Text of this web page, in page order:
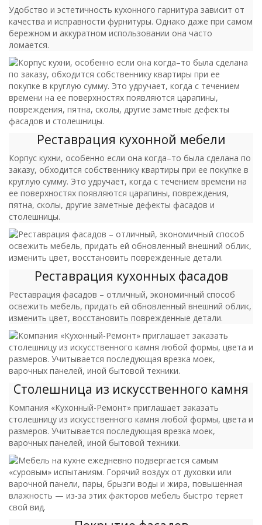
Удобство и эстетичность кухонного гарнитура зависит от
качества и исправности фурнитуры. Однако даже при самом
бережном и аккуратном использовании она часто
ломается.
Реставрация кухонной мебели
Корпус кухни, особенно если она когда–то была сделана по
заказу, обходится собственнику квартиры при ее покупке в
круглую сумму. Это удручает, когда с течением времени на
ее поверхностях появляются царапины, повреждения,
пятна, сколы, другие заметные дефекты фасадов и
столешницы.
Реставрация кухонных фасадов
Реставрация фасадов – отличный, экономичный способ
освежить мебель, придать ей обновленный внешний облик,
изменить цвет, восстановить поврежденные детали.
Столешница из искусственного камня
Компания «Кухонный-Ремонт» приглашает заказать
столешницу из искусственного камня любой формы, цвета и
размеров. Учитывается последующая врезка моек,
варочных панелей, иной бытовой техники.